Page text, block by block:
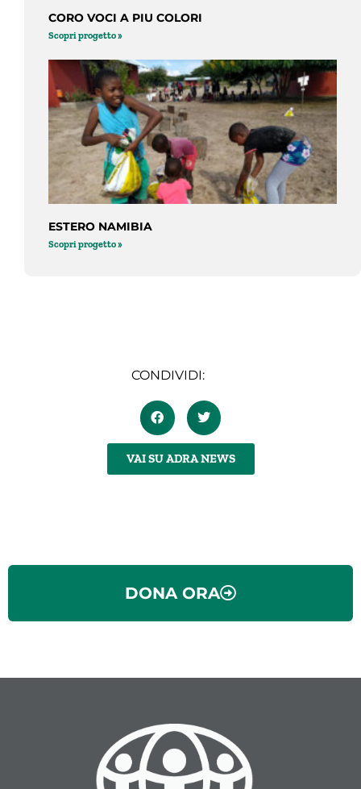
CORO VOCI A PIU COLORI
Scopri progetto »
ESTERO NAMIBIA
Scopri progetto »
CONDIVIDI:
VAI SU ADRA NEWS
DONA ORA